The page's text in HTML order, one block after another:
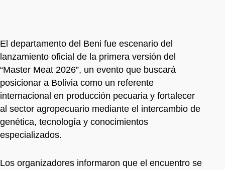
El departamento del Beni fue escenario del
lanzamiento oficial de la primera versión del
“Master Meat 2026”, un evento que buscará
posicionar a Bolivia como un referente
internacional en producción pecuaria y fortalecer
al sector agropecuario mediante el intercambio de
genética, tecnología y conocimientos
especializados.
Los organizadores informaron que el encuentro se